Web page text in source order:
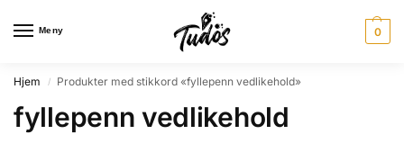
Meny 0
Hjem / Produkter med stikkord «fyllepenn vedlikehold»
fyllepenn vedlikehold